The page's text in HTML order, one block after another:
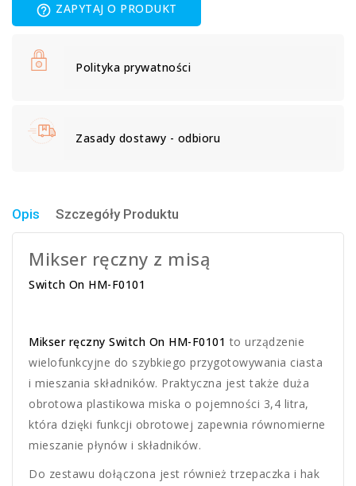
help_outline ZAPYTAJ O PRODUKT
Polityka prywatności
Zasady dostawy - odbioru
Opis Szczegóły Produktu
Mikser ręczny z misą
Switch On HM-F0101
Mikser ręczny Switch On HM-F0101 to urządzenie
wielofunkcyjne do szybkiego przygotowywania ciasta
i mieszania składników. Praktyczna jest także duża
obrotowa plastikowa miska o pojemności 3,4 litra,
która dzięki funkcji obrotowej zapewnia równomierne
mieszanie płynów i składników.
Do zestawu dołączona jest również trzepaczka i hak